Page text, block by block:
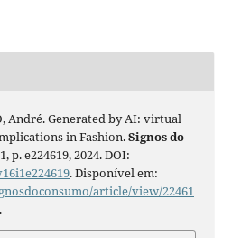
André. Generated by AI: virtual
in Fashion.Signos do
p. e224619, 2024. DOI:
. Disponível em:
article/view/22461